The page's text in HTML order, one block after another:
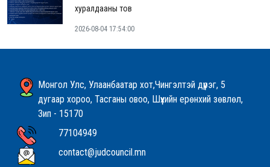
хуралдааны тов
2026-08-04 17:54:00
Монгол Улс, Улаанбаатар хот,Чингэлтэй дүүрэг, 5
дугаар хороо, Тасганы овоо, Шүүхийн ерөнхий зөвлөл,
Зип - 15170
77104949
contact@judcouncil.mn